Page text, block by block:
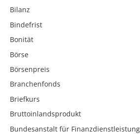
Bilanz
Bindefrist
Bonität
Börse
Börsenpreis
Branchenfonds
Briefkurs
Bruttoinlandsprodukt
Bundesanstalt für